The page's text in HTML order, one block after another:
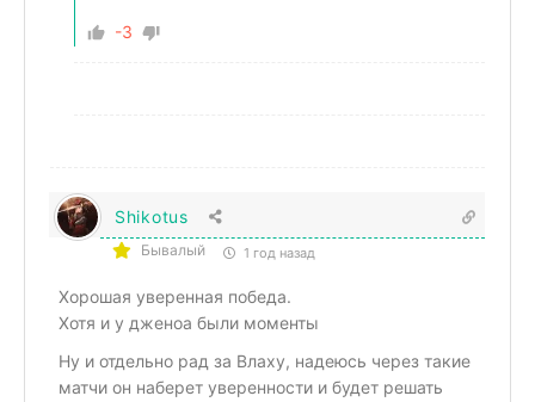
-3
Shikotus
Бывалый 1 год назад
Хорошая уверенная победа.
Хотя и у дженоа были моменты
Ну и отдельно рад за Влаху, надеюсь через такие
матчи он наберет уверенности и будет решать